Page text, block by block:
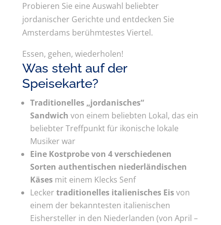
Probieren Sie eine Auswahl beliebter
jordanischer Gerichte und entdecken Sie
Amsterdams berühmtestes Viertel.
Essen, gehen, wiederholen!
Was steht auf der
Speisekarte?
Traditionelles „jordanisches“
Sandwich von einem beliebten Lokal, das ein
beliebter Treffpunkt für ikonische lokale
Musiker war
Eine Kostprobe von 4 verschiedenen
Sorten authentischen niederländischen
Käses mit einem Klecks Senf
Lecker traditionelles italienisches Eisvon
einem der bekanntesten italienischen
Eishersteller in den Niederlanden (von April –